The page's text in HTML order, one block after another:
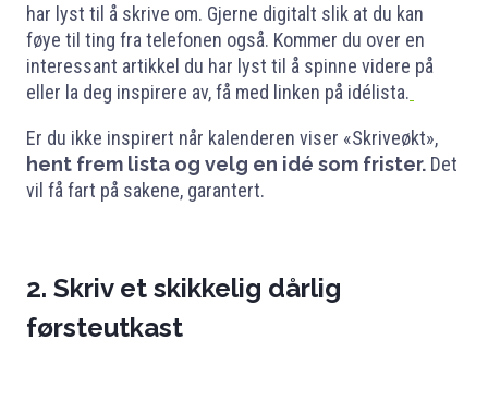
har lyst til å skrive om. Gjerne digitalt slik at du kan
føye til ting fra telefonen også. Kommer du over en
interessant artikkel du har lyst til å spinne videre på
eller la deg inspirere av, få med linken på idélista.
Er du ikke inspirert når kalenderen viser «Skriveøkt»,
hent frem lista og velg en idé som frister. Det
vil få fart på sakene, garantert.
2. Skriv et skikkelig dårlig
førsteutkast